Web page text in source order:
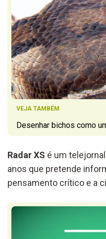
VEJA TAMBÉM
Desenhar bichos como
Radar XS é um
anos que pretende
pensamento crítico e a